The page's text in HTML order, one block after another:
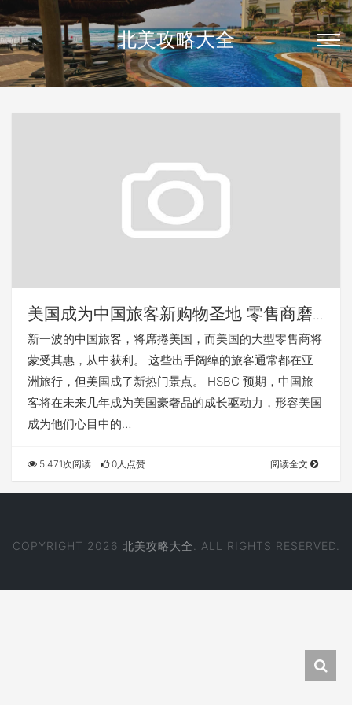
北美攻略大全
美国成为中国旅客新购物圣地 零售商磨
刀霍霍
新一波的中国旅客，将席捲美国，而美国的大型零售商将
蒙受其惠，从中获利。 这些出手阔绰的旅客通常都在亚
洲旅行，但美国成了新热门景点。 HSBC 预期，中国旅
客将在未来几年成为美国豪奢品的成长驱动力，形容美国
成为他们心目中的…
5,471次阅读 0人点赞 阅读全文
COPYRIGHT 2026 北美攻略大全 . ALL RIGHTS RESERVED.